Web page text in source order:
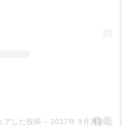
アした投稿 – 2017年 9月月3日午前8時26分PDT